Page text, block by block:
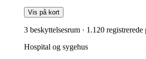
Vis på kort
3 beskyttelsesrum · 1.120 registrerede
Hospital og sygehus